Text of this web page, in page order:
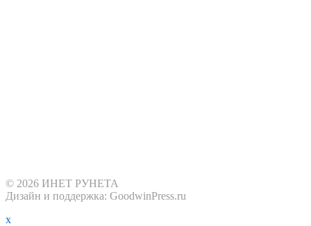
© 2026 ИНЕТ РУНЕТА
Дизайн и поддержка: GoodwinPress.ru
x